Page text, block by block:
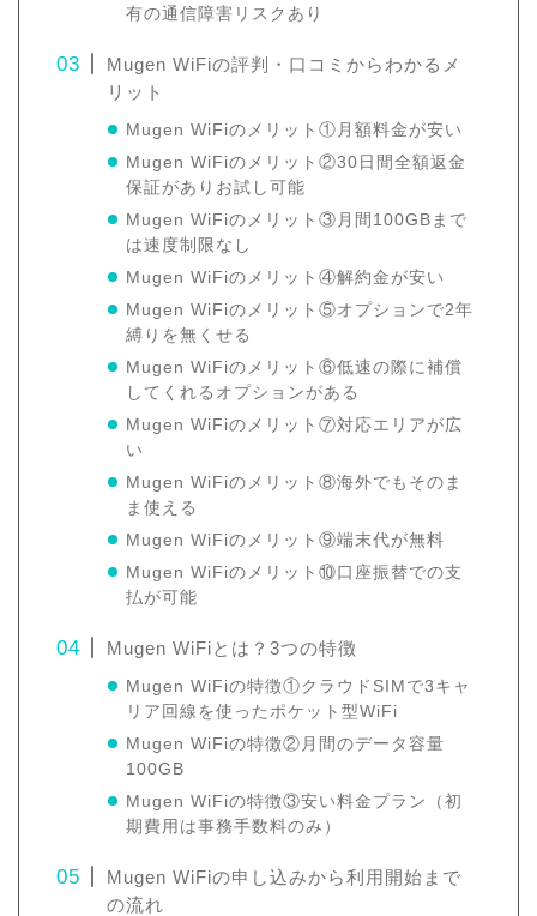
有の通信障害リスクあり
Mugen WiFiの評判・口コミからわかるメ
リット
Mugen WiFiのメリット①月額料金が安い
Mugen WiFiのメリット②30日間全額返金
保証がありお試し可能
Mugen WiFiのメリット③月間100GBまで
は速度制限なし
Mugen WiFiのメリット④解約金が安い
Mugen WiFiのメリット⑤オプションで2年
縛りを無くせる
Mugen WiFiのメリット⑥低速の際に補償
してくれるオプションがある
Mugen WiFiのメリット⑦対応エリアが広
い
Mugen WiFiのメリット⑧海外でもそのま
ま使える
Mugen WiFiのメリット⑨端末代が無料
Mugen WiFiのメリット⑩口座振替での支
払が可能
Mugen WiFiとは？3つの特徴
Mugen WiFiの特徴①クラウドSIMで3キャ
リア回線を使ったポケット型WiFi
Mugen WiFiの特徴②月間のデータ容量
100GB
Mugen WiFiの特徴③安い料金プラン（初
期費用は事務手数料のみ）
Mugen WiFiの申し込みから利用開始まで
の流れ